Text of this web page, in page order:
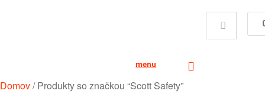
menu
Domov/Produkty so značkou “Scott Safety”